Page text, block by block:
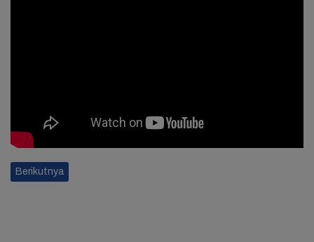
Berikutnya